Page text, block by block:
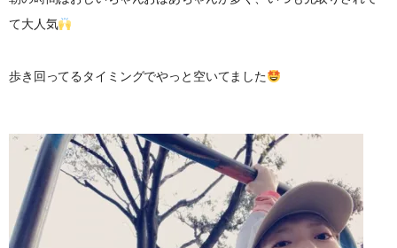
て大人気
歩き回ってるタイミングでやっと空いてました